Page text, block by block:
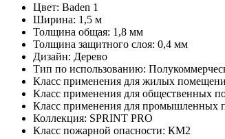
Цвет: Baden 1
Ширина: 1,5 м
Толщина общая: 1,8 мм
Толщина защитного слоя: 0,4 мм
Дизайн: Дерево
Тип по использованию:
Класс применения для жилых
Класс применения для общественных
Класс применения для промышленных
Коллекция: SPRINT PRO
Класс пожарной опасности: КМ2